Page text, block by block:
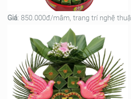
Giá: 850.000đ/mâm, trang trí nghệ